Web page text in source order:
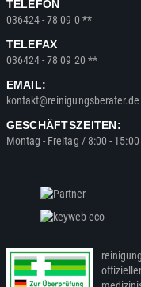
TELEFON
036424 - 78 09 0 **
TELEFAX
036424 - 78 09 20 **
EMAIL:
kontakt@reinigungsberater.de
GESCHÄFTSZEITEN:
Montag - Freitag / 8:00 -